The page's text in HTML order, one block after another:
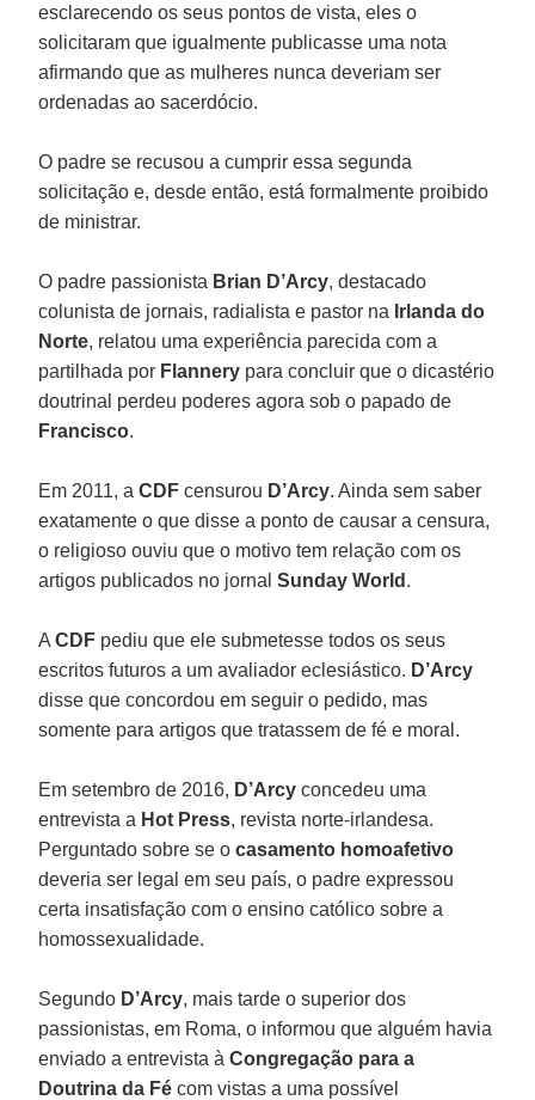
esclarecendo os seus pontos de vista, eles o
solicitaram que igualmente publicasse uma nota
afirmando que as mulheres nunca deveriam ser
ordenadas ao sacerdócio.
O padre se recusou a cumprir essa segunda
solicitação e, desde então, está formalmente proibido
de ministrar.
O padre passionista Brian D’Arcy, destacado
colunista de jornais, radialista e pastor na Irlanda do
Norte, relatou uma experiência parecida com a
partilhada por Flannery para concluir que o dicastério
doutrinal perdeu poderes agora sob o papado de
Francisco.
Em 2011, aCDF censurou D’Arcy. Ainda sem saber
exatamente o que disse a ponto de causar a censura,
o religioso ouviu que o motivo tem relação com os
artigos publicados no jornal Sunday World .
ACDF pediu que ele submetesse todos os seus
escritos futuros a um avaliador eclesiástico. D’Arcy
disse que concordou em seguir o pedido, mas
somente para artigos que tratassem de fé e moral.
Em setembro de 2016, D’Arcy concedeu uma
entrevista a Hot Press, revista norte-irlandesa.
Perguntado sobre se o casamento homoafetivo
deveria ser legal em seu país, o padre expressou
certa insatisfação com o ensino católico sobre a
homossexualidade.
Segundo D’Arcy, mais tarde o superior dos
passionistas, em Roma, o informou que alguém havia
enviado a entrevista àCongregação para a
Doutrina da Fé com vistas a uma possível